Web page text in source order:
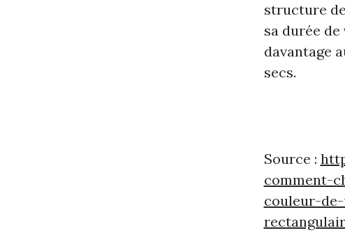
structure
sa durée
davantage
secs.
Source :
comment-
couleur-